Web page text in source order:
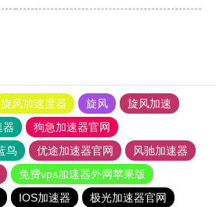
旋风加速度器 旋风
旋风加速
器
狗急加速器官网
鸟 优途加速器官网
风驰加速器
免费vps加速器外网苹果版
IOS加速器 极光加速器官网